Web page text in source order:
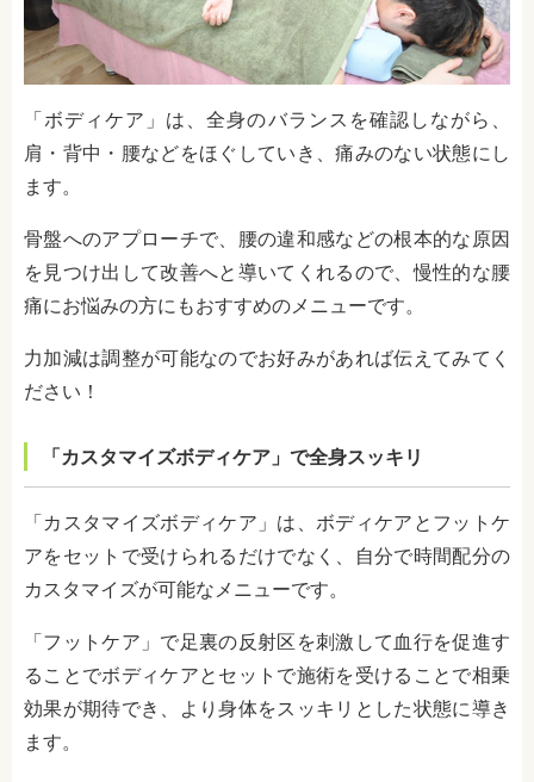
「ボディケア」は、全身のバランスを確認しながら、
肩・背中・腰などをほぐしていき、痛みのない状態にし
ます。
骨盤へのアプローチで、腰の違和感などの根本的な原因
を見つけ出して改善へと導いてくれるので、慢性的な腰
痛にお悩みの方にもおすすめのメニューです。
力加減は調整が可能なのでお好みがあれば伝えてみてく
ださい！
「カスタマイズボディケア」で全身スッキリ
「カスタマイズボディケア」は、ボディケアとフットケ
アをセットで受けられるだけでなく、自分で時間配分の
カスタマイズが可能なメニューです。
「フットケア」で足裏の反射区を刺激して血行を促進す
ることでボディケアとセットで施術を受けることで相乗
効果が期待でき、より身体をスッキリとした状態に導き
ます。